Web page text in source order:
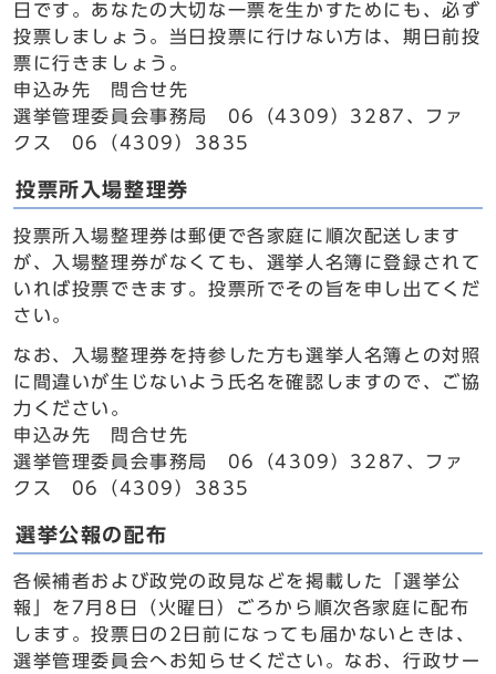
日です。あなたの大切な一票を生かすためにも、必ず
投票しましょう。当日投票に行けない方は、期日前投
票に行きましょう。
申込み先 問合せ先
選挙管理委員会事務局 06（4309）3287、ファ
クス 06（4309）3835
投票所入場整理券
投票所入場整理券は郵便で各家庭に順次配送します
が、入場整理券がなくても、選挙人名簿に登録されて
いれば投票できます。投票所でその旨を申し出てくだ
さい。
なお、入場整理券を持参した方も選挙人名簿との対照
に間違いが生じないよう氏名を確認しますので、ご協
力ください。
申込み先 問合せ先
選挙管理委員会事務局 06（4309）3287、ファ
クス 06（4309）3835
選挙公報の配布
各候補者および政党の政見などを掲載した「選挙公
報」を7月8日（火曜日）ごろから順次各家庭に配布
します。投票日の2日前になっても届かないときは、
選挙管理委員会へお知らせください。なお、行政サー